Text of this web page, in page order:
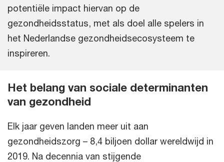
potentiële impact hiervan op de
gezondheidsstatus, met als doel alle spelers in
het Nederlandse gezondheidsecosysteem te
inspireren.
Het belang van sociale determinanten
van gezondheid
Elk jaar geven landen meer uit aan
gezondheidszorg – 8,4 biljoen dollar wereldwijd in
2019. Na decennia van stijgende